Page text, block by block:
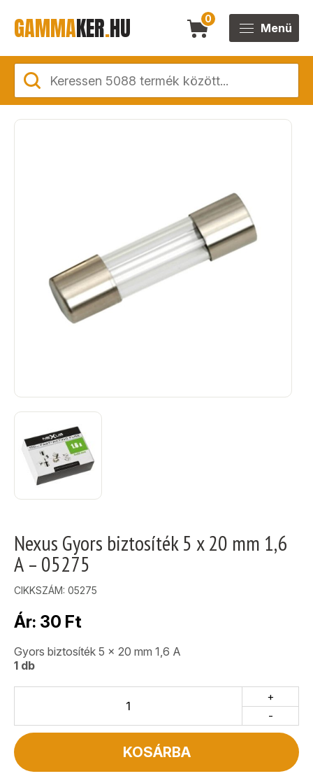
GAMMAKER.HU 0
Menü
Nexus Gyors biztosíték 5 x 20 mm 1,6
A – 05275
CIKKSZÁM: 05275
Ár: 30 Ft
Gyors biztosíték 5 x 20 mm 1,6 A
1 db
-
+
KOSÁRBA